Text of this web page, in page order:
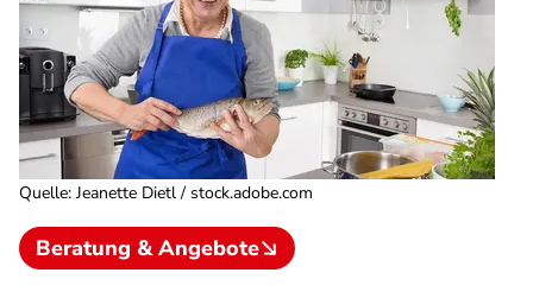
Quelle: Jeanette Dietl / stock.adobe.com
Beratung & Angebote